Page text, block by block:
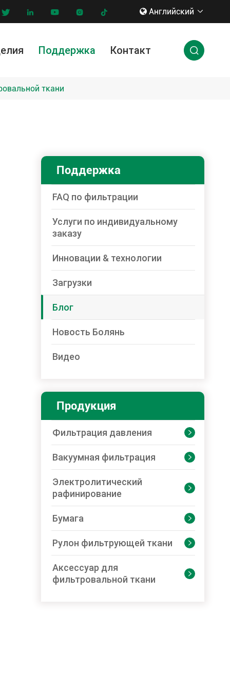
     Английский 
Поддержка Контакт 
ткани
Поддержка
FAQ по фильтрации
Услуги по индивидуальному
заказу
Инновации & технологии
Загрузки
Блог
Новость Болянь
Видео
Продукция
Фильтрация давления 
Вакуумная фильтрация 
Электролитический
рафинирование

Бумага 
Рулон фильтрующей ткани 
Аксессуар для
фильтровальной ткани
